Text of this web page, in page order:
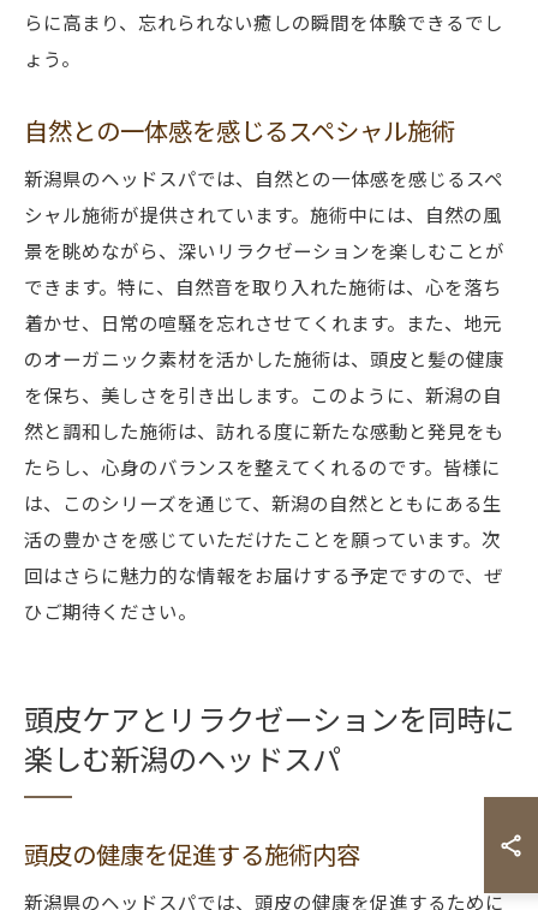
らに高まり、忘れられない癒しの瞬間を体験できるでし
ょう。
自然との一体感を感じるスペシャル施術
新潟県のヘッドスパでは、自然との一体感を感じるスペ
シャル施術が提供されています。施術中には、自然の風
景を眺めながら、深いリラクゼーションを楽しむことが
できます。特に、自然音を取り入れた施術は、心を落ち
着かせ、日常の喧騒を忘れさせてくれます。また、地元
のオーガニック素材を活かした施術は、頭皮と髪の健康
を保ち、美しさを引き出します。このように、新潟の自
然と調和した施術は、訪れる度に新たな感動と発見をも
たらし、心身のバランスを整えてくれるのです。皆様に
は、このシリーズを通じて、新潟の自然とともにある生
活の豊かさを感じていただけたことを願っています。次
回はさらに魅力的な情報をお届けする予定ですので、ぜ
ひご期待ください。
頭皮ケアとリラクゼーションを同時に
楽しむ新潟のヘッドスパ
頭皮の健康を促進する施術内容
新潟県のヘッドスパでは、頭皮の健康を促進するために